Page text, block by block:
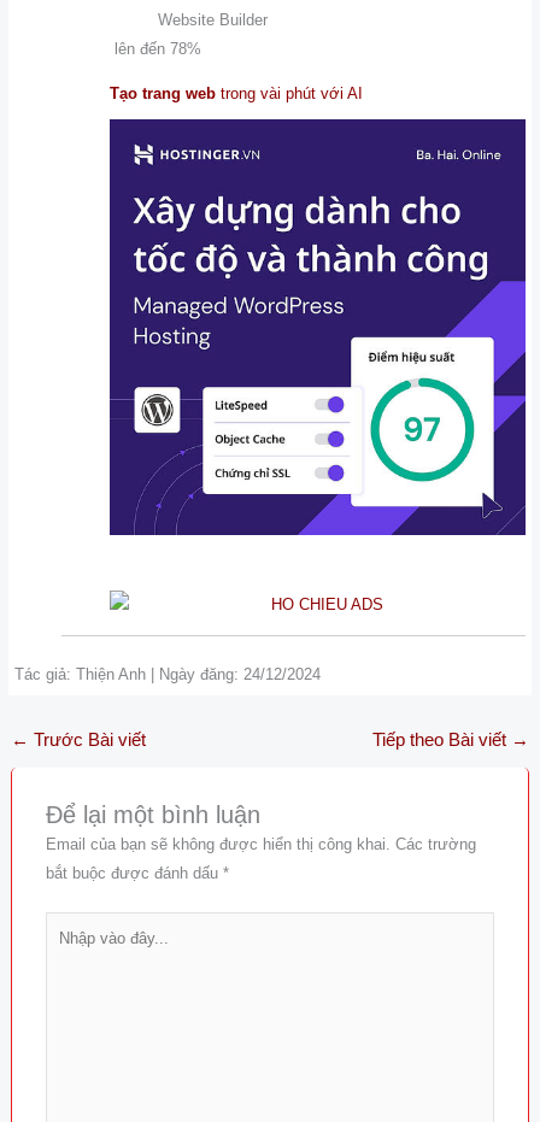
Website Builder
lên đến78%
Tạo trang web trong vài phút với AI
Tác giả: Thiện Anh | Ngày đăng: 24/12/2024
← Trước Bài viết Tiếp theo Bài viết →
Để lại một bình luận
Email của bạn sẽ không được hiển thị công khai. Các trường
bắt buộc được đánh dấu *